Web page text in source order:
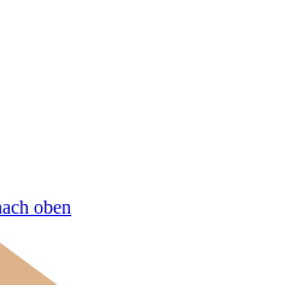
(ENTER DRÜCKEN)
(ENTER DRÜCKEN)
oben